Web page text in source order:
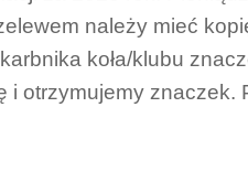
należy mieć
koła/klubu
i otrzymujemy znaczek.